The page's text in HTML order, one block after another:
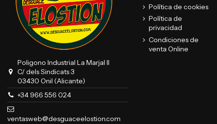
Poligono Industrial La Marjal II
C/ dels Sindicats 3
03430 Onil (Alicante)
+34 966 556 024
ventasweb@desguaceelostion.com
Política de cookies
Política de
privacidad
Condiciones de
venta Online